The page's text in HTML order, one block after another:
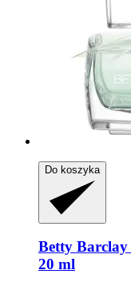
Do koszyka
Betty Barclay
20 ml